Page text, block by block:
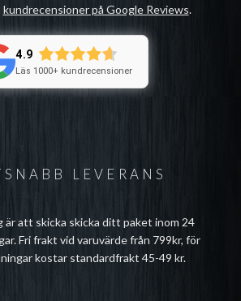
LEVERANS
är att skicka skicka ditt paket inom 24
Fri frakt vid varuvärde från 799kr, för
kostar standardfrakt 45-49 kr.
kundrecensioner på Google Reviews.
4.9
Läs 1000+ kundrecensioner